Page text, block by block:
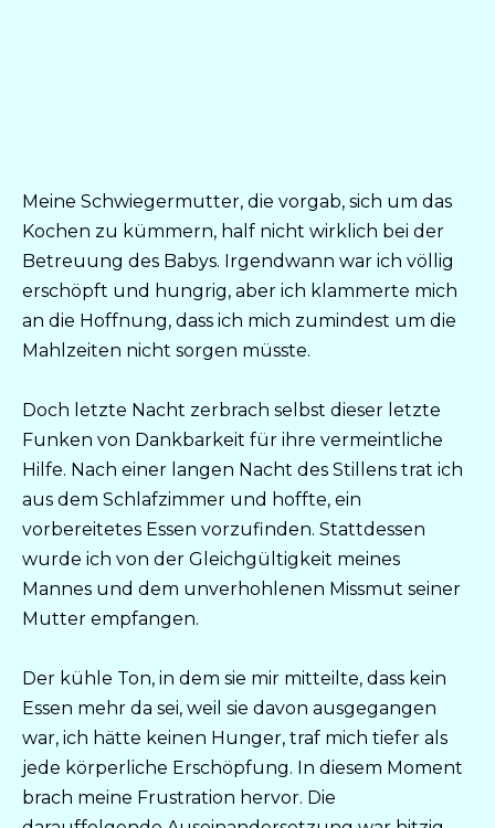
Meine Schwiegermutter, die vorgab, sich um das
Kochen zu kümmern, half nicht wirklich bei der
Betreuung des Babys. Irgendwann war ich völlig
erschöpft und hungrig, aber ich klammerte mich
an die Hoffnung, dass ich mich zumindest um die
Mahlzeiten nicht sorgen müsste.
Doch letzte Nacht zerbrach selbst dieser letzte
Funken von Dankbarkeit für ihre vermeintliche
Hilfe. Nach einer langen Nacht des Stillens trat ich
aus dem Schlafzimmer und hoffte, ein
vorbereitetes Essen vorzufinden. Stattdessen
wurde ich von der Gleichgültigkeit meines
Mannes und dem unverhohlenen Missmut seiner
Mutter empfangen.
Der kühle Ton, in dem sie mir mitteilte, dass kein
Essen mehr da sei, weil sie davon ausgegangen
war, ich hätte keinen Hunger, traf mich tiefer als
jede körperliche Erschöpfung. In diesem Moment
brach meine Frustration hervor. Die